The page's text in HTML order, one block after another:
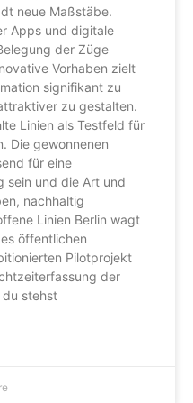
neue Maßstäbe.
Apps und digitale
der Züge
Vorhaben zielt
signifikant zu
zu gestalten.
Linien als Testfeld für
Die gewonnenen
für eine
sein und die Art und
nachhaltig
Linien Berlin wagt
öffentlichen
Pilotprojekt
der
du stehst